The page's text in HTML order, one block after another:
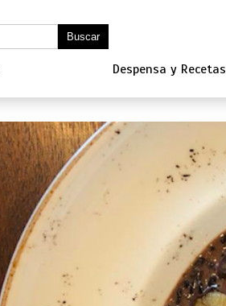
Despensa y Recetas